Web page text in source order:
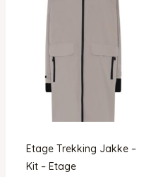
Etage Trekking Jakke –
Kit – Etage